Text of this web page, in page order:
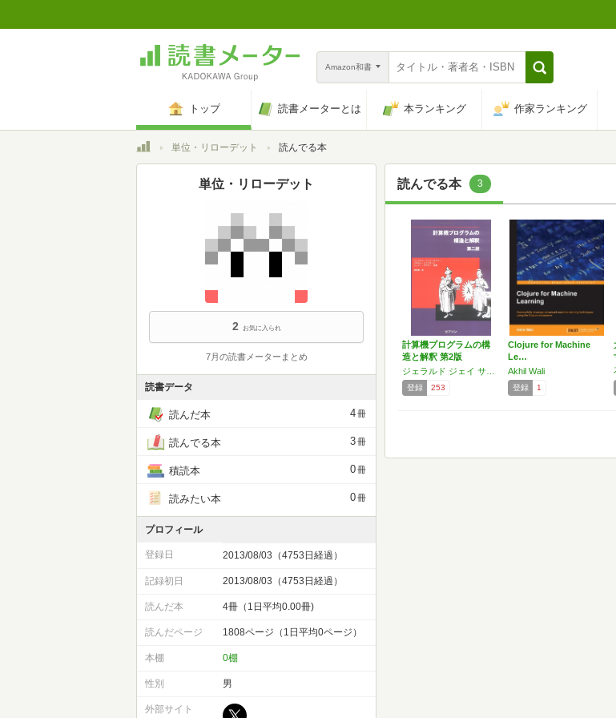
Amazon和書
トップ 読書メーターとは 本ランキング 作家ランキング
トップ単位・リローデット 読んでる本
読んでる本 3
計算機プログラムの構
造と解釈 第2版
登録 253
Clojure for Machine
Le…
Akhil Wali
登録 1
単位・リローデット
2 お気に入られ
7月の読書メーターまとめ
読書データ
読んだ本 4冊
読んでる本 3冊
積読本 0冊
読みたい本 0冊
プロフィール
登録日 2013/08/03（4753日経過）
記録初日 2013/08/03（4753日経過）
読んだ本 4冊（1日平均0.00冊)
読んだページ 1808ページ（1日平均0ページ）
本棚 0棚
性別 男
外部サイト